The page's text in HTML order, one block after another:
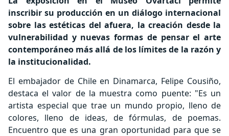
inscribir su producción en un diálogo internacional
sobre las estéticas del afuera, la creación desde la
vulnerabilidad y nuevas formas de pensar el arte
contemporáneo más allá de los límites de la razón y
la institucionalidad.
El embajador de Chile en Dinamarca, Felipe Cousiño,
destaca el valor de la muestra como puente: "Es un
artista especial que trae un mundo propio, lleno de
colores, lleno de ideas, de fórmulas, de poemas.
Encuentro que es una gran oportunidad para que se